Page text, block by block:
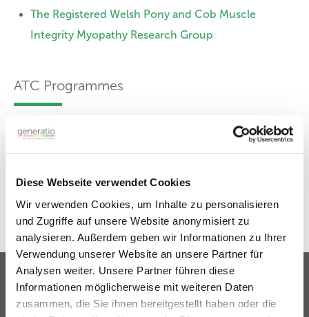
Diese Webseite verwendet Cookies
Wir verwenden Cookies, um Inhalte zu personalisieren
und Zugriffe auf unsere Website anonymisiert zu
analysieren. Außerdem geben wir Informationen zu Ihrer
Verwendung unserer Website an unsere Partner für
Analysen weiter. Unsere Partner führen diese
Informationen möglicherweise mit weiteren Daten
zusammen, die Sie ihnen bereitgestellt haben oder die
The Registered Welsh Pony and Cob Muscle
Integrity Myopathy Research Group
ATC Programmes